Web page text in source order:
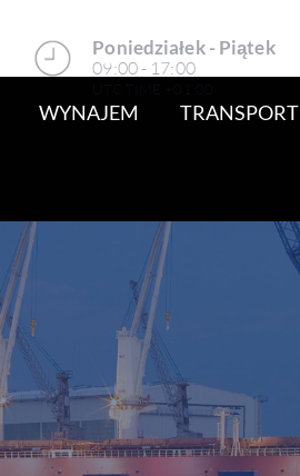
Poniedziałek - Piątek
09:00 - 17:00
WYNAJEM TRANSPORT